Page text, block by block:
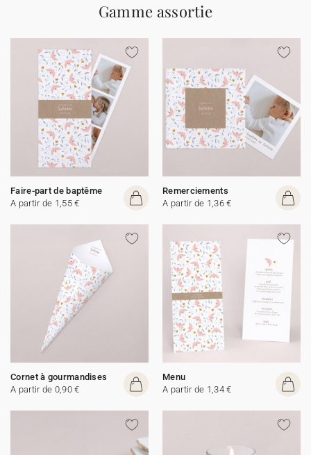
Gamme assortie
Faire-part de baptême
A partir de 1,55 €
Remerciements
A partir de 1,36 €
Cornet à gourmandises
A partir de 0,90 €
Menu
A partir de 1,34 €